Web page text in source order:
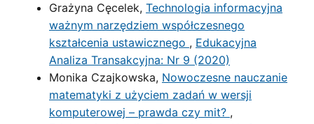
Grażyna Cęcelek, Technologia informacyjna
ważnym narzędziem współczesnego
kształcenia ustawicznego , Edukacyjna
Analiza Transakcyjna: Nr 9 (2020)
Monika Czajkowska, Nowoczesne nauczanie
matematyki z użyciem zadań w wersji
komputerowej – prawda czy mit? ,